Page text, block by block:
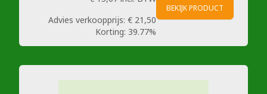
Advies verkoopprijs: € 21,50
Korting: 39.77%
BEKIJK PRODUCT